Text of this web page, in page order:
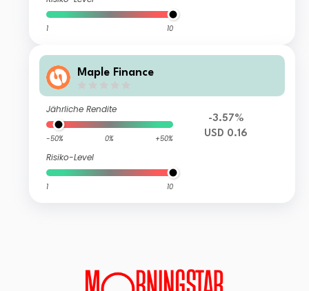
1 10
Maple Finance
Jährliche Rendite
-50% 0% +50%
Risiko-Level
1 10
-3.57%
USD 0.16